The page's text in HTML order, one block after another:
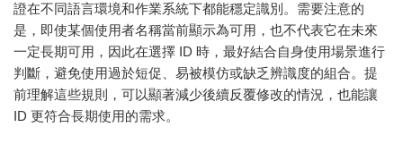
證在不同語言環境和作業系統下都能穩定識別。需要注意的
是，即使某個使用者名稱當前顯示為可用，也不代表它在未來
一定長期可用，因此在選擇 ID 時，最好結合自身使用場景進行
判斷，避免使用過於短促、易被模仿或缺乏辨識度的組合。提
前理解這些規則，可以顯著減少後續反覆修改的情況，也能讓
ID 更符合長期使用的需求。